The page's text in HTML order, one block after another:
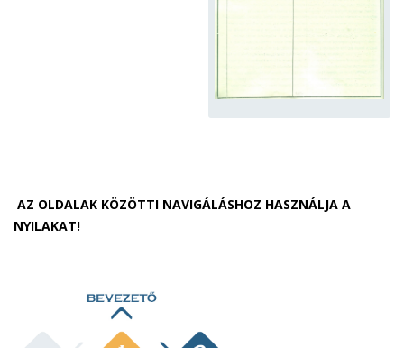
AZ OLDALAK KÖZÖTTI NAVIGÁLÁSHOZ HASZNÁLJA A
NYILAKAT!